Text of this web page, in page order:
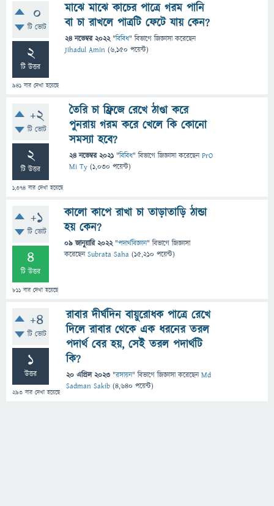
0
টি ভোট
2
টি উত্তর
941 বার দেখা হয়েছে
মাঝে মাঝে কাচের পাত্রে গরম পানি
বা চা রাখলে পাত্রটি ফেটে যায় কেন?
24 নভেম্বর 2022 "বিবিধ" বিভাগে জিজ্ঞাসাকরেছেন
Jihadul Amin (6,150 পয়েন্ট)
+2
টি ভোট
2
টি উত্তর
1,374 বার দেখা হয়েছে
তৈরি চা ফ্রিজে রেখে ঠাণ্ডা করে
পুনরায় গরম করে খেলে কি কোনো
সমস্যা হবে?
24 নভেম্বর 2021 "বিবিধ" বিভাগে জিজ্ঞাসাকরেছেনPrO
Mi Ty (1,030 পয়েন্ট)
+1
টি ভোট
4
টি উত্তর
811 বার দেখা হয়েছে
কালো কাপে রাখা চা তাড়াতাড়ি ঠান্ডা
হয় কেন?
09 জানুয়ারি 2022 "পদার্থবিজ্ঞান" বিভাগে জিজ্ঞাসা
করেছেনSubrata Saha (15,210 পয়েন্ট)
+4
টি ভোট
1
উত্তর
293 বার দেখা হয়েছে
রাবার দীর্ঘদিন বায়ুরোধক পাত্রে রেখে
দিলে রাবার থেকে এক ধরনের তরল
পদার্থ বের হয়, সেই তরল পদার্থটি
কি?
20 এপ্রিল 2023 "রসায়ন" বিভাগে জিজ্ঞাসাকরেছেনMd
Sadman Sakib (4,640 পয়েন্ট)